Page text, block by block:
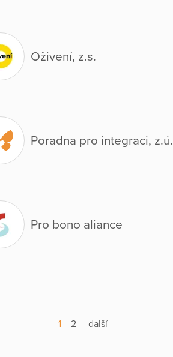
Oživení, z.s.
Poradna pro integraci, z.ú.
Pro bono aliance
1 2 další